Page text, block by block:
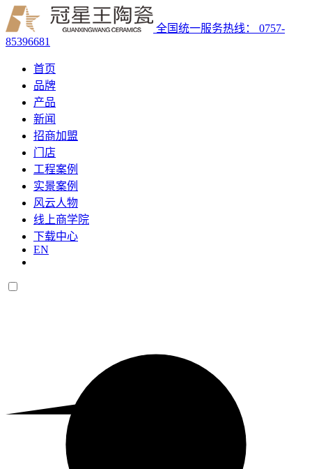
全国统一服务热线： 0757-
85396681
首页
品牌
产品
新闻
招商加盟
门店
工程案例
实景案例
风云人物
线上商学院
下载中心
EN